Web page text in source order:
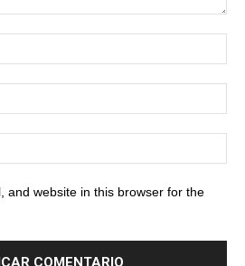
and website in this browser for the